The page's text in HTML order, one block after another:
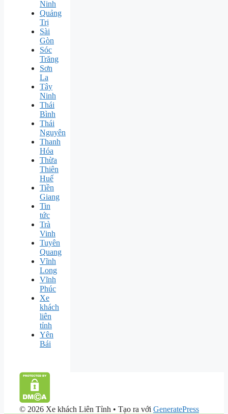
Ninh
Quảng
Trị
Sài
Gòn
Sóc
Trăng
Sơn
La
Tây
Ninh
Thái
Bình
Thái
Nguyên
Thanh
Hóa
Thừa
Thiên
Huế
Tiền
Giang
Tin
tức
Trà
Vinh
Tuyên
Quang
Vĩnh
Long
Vĩnh
Phúc
Xe
khách
liên
tỉnh
Yên
Bái
© 2026 Xe khách Liên Tỉnh • Tạo ra với GeneratePress